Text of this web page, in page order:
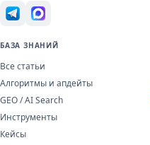
БАЗА ЗНАНИЙ
Все статьи
Алгоритмы и апдейты
GEO / AI Search
Инструменты
Кейсы